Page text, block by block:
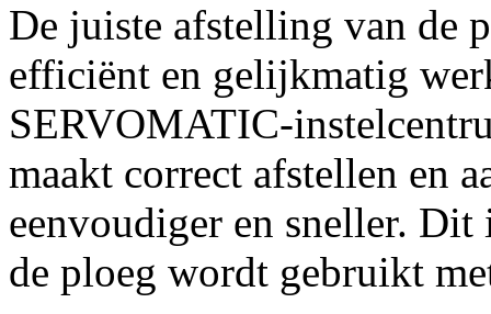
De juiste afstelling van de
efficiënt en gelijkmatig
SERVOMATIC-
maakt correct afstellen en
eenvoudiger en sneller.
de ploeg wordt gebruikt